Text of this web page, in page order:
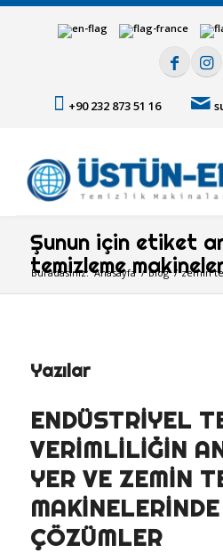
+90 232 873 51 16
Şunun için etiket
temizleme
Buradasınız: Anasayfa / Blog / zemin
Yazılar
ENDÜSTRIYEL
VERIMLILIĞIN
YER VE ZEMIN
ÇÖZÜMLER